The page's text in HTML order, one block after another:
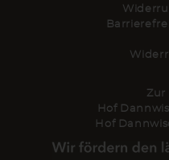
Zur
Hof
Hof